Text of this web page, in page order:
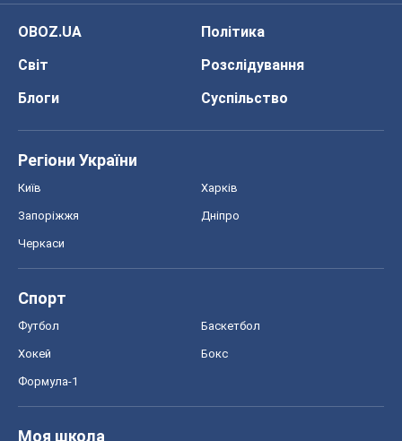
OBOZ.UA
Політика
Світ
Розслідування
Блоги
Суспільство
Регіони України
Київ Харків
Запоріжжя Дніпро
Черкаси
Спорт
Футбол Баскетбол
Хокей Бокс
Формула-1
Моя школа